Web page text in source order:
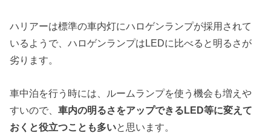
ハリアーは標準の車内灯にハロゲンランプが採用されて
いるようで、ハロゲンランプはLEDに比べると明るさが
劣ります。
車中泊を行う時には、ルームランプを使う機会も増えや
すいので、車内の明るさをアップできるLED等に変えて
おくと役立つことも多いと思います。